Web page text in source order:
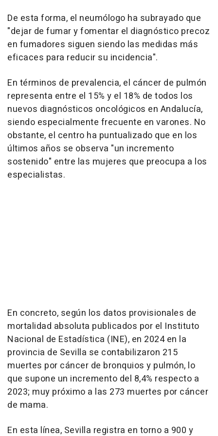
De esta forma, el neumólogo ha subrayado que
"dejar de fumar y fomentar el diagnóstico precoz
en fumadores siguen siendo las medidas más
eficaces para reducir su incidencia".
En términos de prevalencia, el cáncer de pulmón
representa entre el 15% y el 18% de todos los
nuevos diagnósticos oncológicos en Andalucía,
siendo especialmente frecuente en varones. No
obstante, el centro ha puntualizado que en los
últimos años se observa "un incremento
sostenido" entre las mujeres que preocupa a los
especialistas.
En concreto, según los datos provisionales de
mortalidad absoluta publicados por el Instituto
Nacional de Estadística (INE), en 2024 en la
provincia de Sevilla se contabilizaron 215
muertes por cáncer de bronquios y pulmón, lo
que supone un incremento del 8,4% respecto a
2023; muy próximo a las 273 muertes por cáncer
de mama.
En esta línea, Sevilla registra en torno a 900 y